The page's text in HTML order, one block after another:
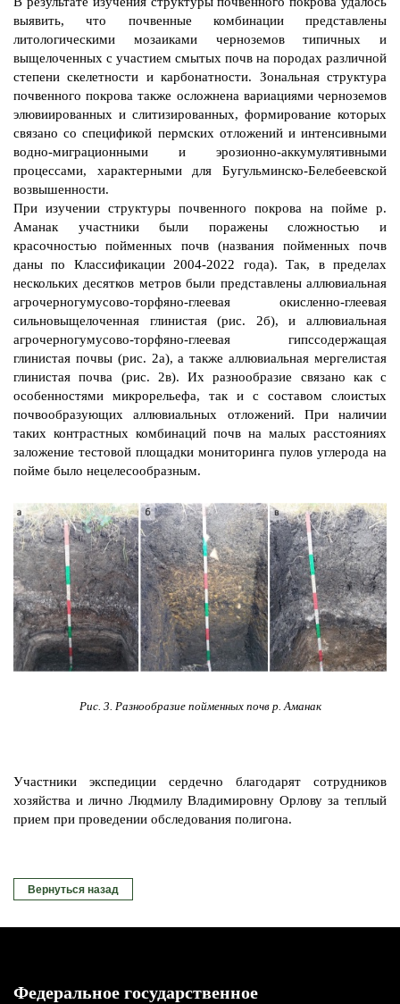
выявить, что почвенные комбинации представлены
литологическими мозаиками черноземов типичных и
выщелоченных с участием смытых почв на породах различной
степени скелетности и карбонатности. Зональная структура
почвенного покрова также осложнена вариациями черноземов
элювиированных и слитизированных, формирование которых
связано со спецификой пермских отложений и интенсивными
водно-миграционными и эрозионно-аккумулятивными
процессами, характерными для Бугульминско-Белебеевской
возвышенности.
При изучении структуры почвенного покрова на пойме р.
Аманак участники были поражены сложностью и
красочностью пойменных почв (названия пойменных почв
даны по Классификации 2004-2022 года). Так, в пределах
нескольких десятков метров были представлены аллювиальная
агрочерногумусово-торфяно-глеевая окисленно-глеевая
сильновыщелоченная глинистая (рис. 2б), и аллювиальная
агрочерногумусово-торфяно-глеевая гипссодержащая
глинистая почвы (рис. 2а), а также аллювиальная мергелистая
глинистая почва (рис. 2в). Их разнообразие связано как с
особенностями микрорельефа, так и с составом слоистых
почвообразующих аллювиальных отложений. При наличии
таких контрастных комбинаций почв на малых расстояниях
заложение тестовой площадки мониторинга пулов углерода на
пойме было нецелесообразным.
Рис. 3. Разнообразие пойменных почв р. Аманак
Участники экспедиции сердечно благодарят сотрудников
хозяйства и лично Людмилу Владимировну Орлову за теплый
прием при проведении обследования полигона.
Вернуться назад
Федеральное государственное